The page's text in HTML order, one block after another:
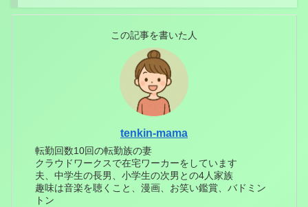
この記事を書いた人
tenkin-mama
転勤回数10回の転勤族の妻
クラウドワークスで在宅ワーカーをしています
夫、中学生の長男、小学生の次男との4人家族
趣味は音楽を聴くこと、漫画、お笑い鑑賞、バドミン
トン